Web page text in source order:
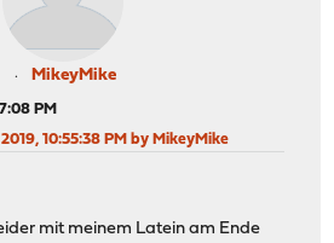
MikeyMike
PM
10:55:38 PM by MikeyMike
mit meinem Latein am Ende